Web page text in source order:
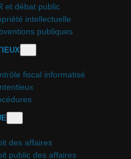
et débat public
intellectuelle
publiques
fiscal informatisé
des affaires
public des affaires